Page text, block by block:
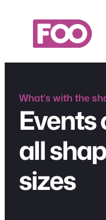
contenuto
What’s with the
Events
all
sizes